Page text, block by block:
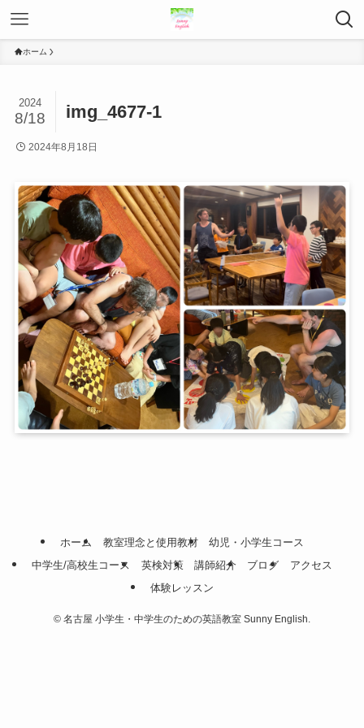
ホーム
img_4677-1
2024
8/18
2024年8月18日
ホーム 教室理念と使用教材
幼児・小学生コース
中学生/高校生コース
英検対策 講師紹介 ブログ
アクセス
体験レッスン
© 名古屋 小学生・中学生のための英語教室 Sunny English.